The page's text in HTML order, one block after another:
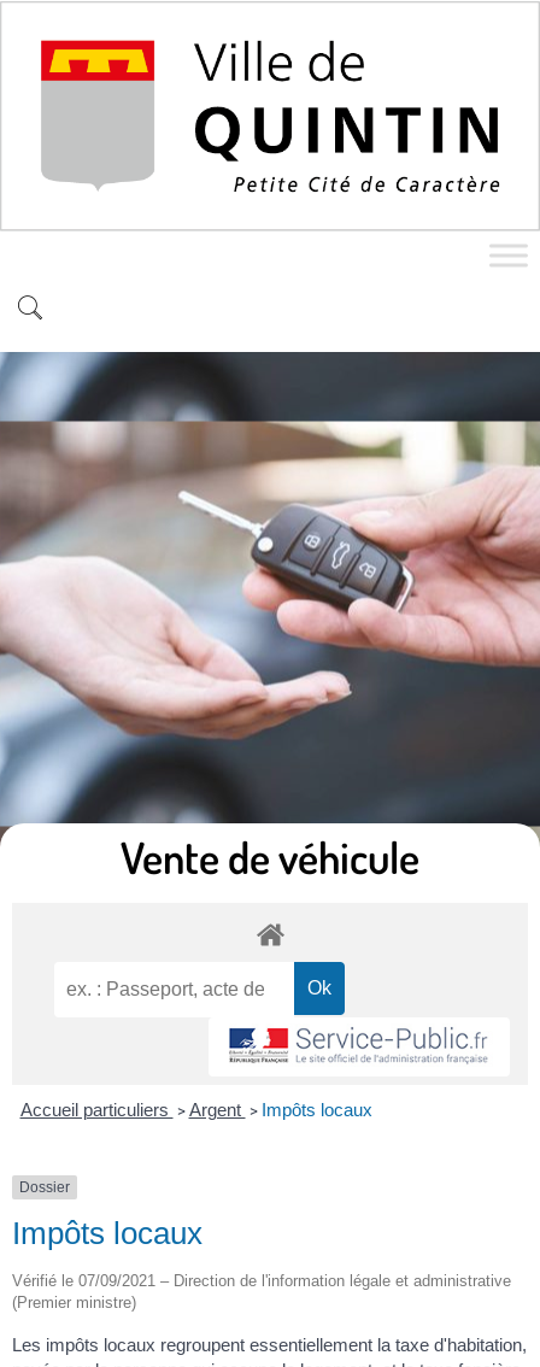
Vente de véhicule
Accueil particuliers > Argent > Impôts locaux
Dossier
Impôts locaux
Vérifié le 07/09/2021 – Direction de l'information légale et administrative
(Premier ministre)
Les impôts locaux regroupent essentiellement la taxe d'habitation,